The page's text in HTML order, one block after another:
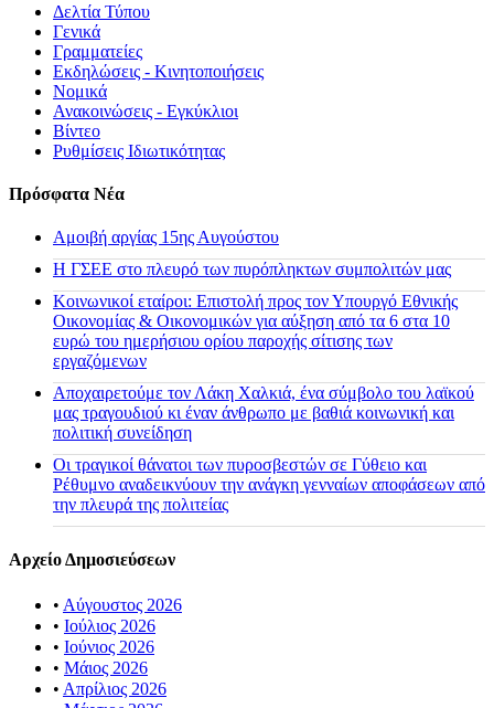
Δελτία Τύπου
Γενικά
Γραμματείες
Εκδηλώσεις - Κινητοποιήσεις
Νομικά
Ανακοινώσεις - Εγκύκλιοι
Βίντεο
Ρυθμίσεις Ιδιωτικότητας
Πρόσφατα Νέα
Αμοιβή αργίας 15ης Αυγούστου
H ΓΣΕΕ στο πλευρό των πυρόπληκτων συμπολιτών μας
Κοινωνικοί εταίροι: Επιστολή προς τον Υπουργό Εθνικής
Οικονομίας & Οικονομικών για αύξηση από τα 6 στα 10
ευρώ του ημερήσιου ορίου παροχής σίτισης των
εργαζόμενων
Αποχαιρετούμε τον Λάκη Χαλκιά, ένα σύμβολο του λαϊκού
μας τραγουδιού κι έναν άνθρωπο με βαθιά κοινωνική και
πολιτική συνείδηση
Οι τραγικοί θάνατοι των πυροσβεστών σε Γύθειο και
Ρέθυμνο αναδεικνύουν την ανάγκη γενναίων αποφάσεων από
την πλευρά της πολιτείας
Αρχείο Δημοσιεύσεων
• Αύγουστος 2026
• Ιούλιος 2026
• Ιούνιος 2026
• Μάιος 2026
• Απρίλιος 2026